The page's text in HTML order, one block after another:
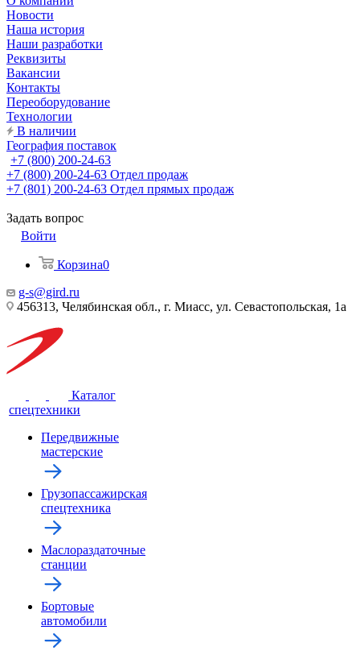
Новости
Наша история
Наши разработки
Реквизиты
Вакансии
Контакты
Переоборудование
Технологии
В наличии
География поставок
+7 (800) 200-24-63
+7 (800) 200-24-63 Отдел продаж
+7 (801) 200-24-63 Отдел прямых продаж
Задать вопрос
Войти
Корзина0
g-s@gird.ru
456313, Челябинская обл., г. Миасс, ул. Севастопольская, 1а
Каталог
спецтехники
Передвижные
мастерские
Грузопассажирская
спецтехника
Маслораздаточные
станции
Бортовые
автомобили